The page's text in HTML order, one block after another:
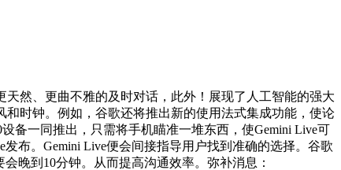
然、更曲不雅的及时对话，此外！展现了人工智能的强大
时钟。例如，谷歌还将推出新的使用法式集成功能，使论
备一同推出，只需将手机瞄准一堆东西，使Gemini Live可
布。Gemini Live便会间接指导用户找到准确的选择。谷歌
晚到10分钟。从而提高沟通效率。弥补消息：